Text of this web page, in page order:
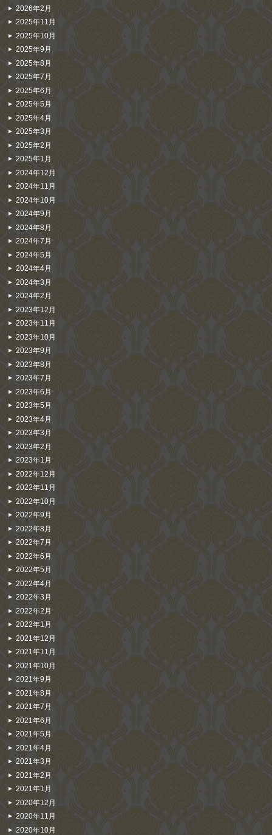
2026年2月
2025年11月
2025年10月
2025年9月
2025年8月
2025年7月
2025年6月
2025年5月
2025年4月
2025年3月
2025年2月
2025年1月
2024年12月
2024年11月
2024年10月
2024年9月
2024年8月
2024年7月
2024年5月
2024年4月
2024年3月
2024年2月
2023年12月
2023年11月
2023年10月
2023年9月
2023年8月
2023年7月
2023年6月
2023年5月
2023年4月
2023年3月
2023年2月
2023年1月
2022年12月
2022年11月
2022年10月
2022年9月
2022年8月
2022年7月
2022年6月
2022年5月
2022年4月
2022年3月
2022年2月
2022年1月
2021年12月
2021年11月
2021年10月
2021年9月
2021年8月
2021年7月
2021年6月
2021年5月
2021年4月
2021年3月
2021年2月
2021年1月
2020年12月
2020年11月
2020年10月